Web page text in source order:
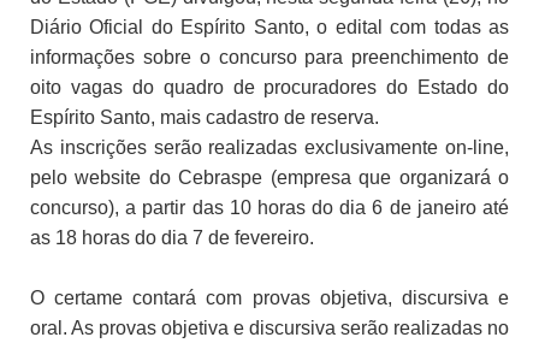
Diário Oficial do Espírito Santo, o edital com todas as
informações sobre o concurso para preenchimento de
oito vagas do quadro de procuradores do Estado do
Espírito Santo, mais cadastro de reserva.
As inscrições serão realizadas exclusivamente on-line,
pelo website do Cebraspe (empresa que organizará o
concurso), a partir das 10 horas do dia 6 de janeiro até
as 18 horas do dia 7 de fevereiro.
O certame contará com provas objetiva, discursiva e
oral. As provas objetiva e discursiva serão realizadas no